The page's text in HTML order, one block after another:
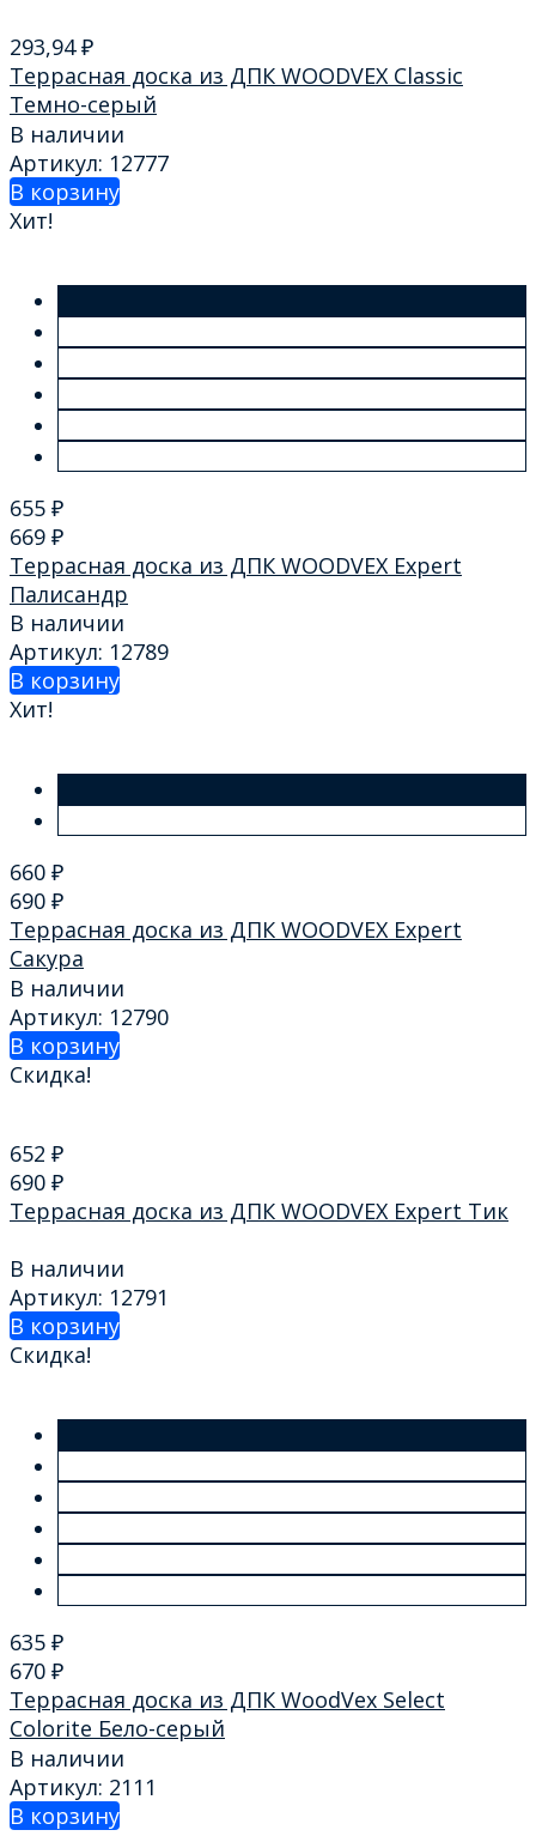
293,94₽
Террасная доска из ДПК WOODVEX Classic
Темно-серый
В наличии
Артикул: 12777
В корзину
Хит!
655 ₽
669 ₽
Террасная доска из ДПК WOODVEX Expert
Палисандр
В наличии
Артикул: 12789
В корзину
Хит!
660 ₽
690 ₽
Террасная доска из ДПК WOODVEX Expert
Сакура
В наличии
Артикул: 12790
В корзину
Скидка!
652 ₽
690 ₽
Террасная доска из ДПК WOODVEX Expert Тик
В наличии
Артикул: 12791
В корзину
Скидка!
635 ₽
670 ₽
Террасная доска из ДПК WoodVex Select
Colorite Бело-серый
В наличии
Артикул: 2111
В корзину